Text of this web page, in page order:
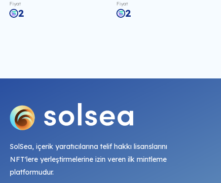
Fiyat
2
Fiyat
2
SolSea, içerik yaratıcılarına telif hakkı lisanslarını
NFT'lere yerleştirmelerine izin veren ilk mintleme
platformudur.